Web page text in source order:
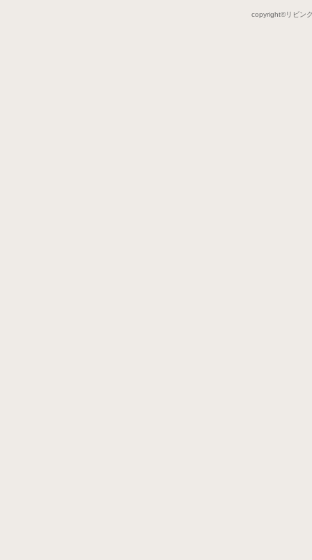
copyright©リビン